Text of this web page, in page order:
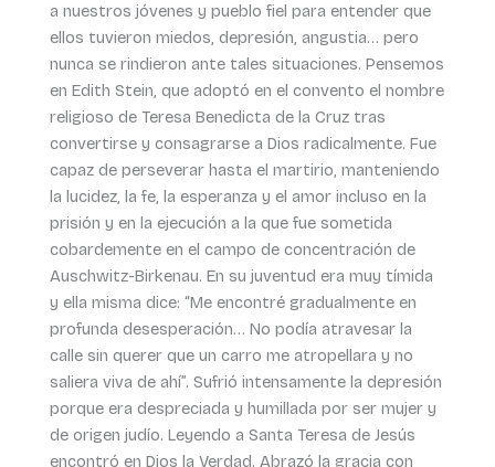
a nuestros jóvenes y pueblo fiel para entender que
ellos tuvieron miedos, depresión, angustia… pero
nunca se rindieron ante tales situaciones. Pensemos
en Edith Stein, que adoptó en el convento el nombre
religioso de Teresa Benedicta de la Cruz tras
convertirse y consagrarse a Dios radicalmente. Fue
capaz de perseverar hasta el martirio, manteniendo
la lucidez, la fe, la esperanza y el amor incluso en la
prisión y en la ejecución a la que fue sometida
cobardemente en el campo de concentración de
Auschwitz-Birkenau. En su juventud era muy tímida
y ella misma dice: “Me encontré gradualmente en
profunda desesperación… No podía atravesar la
calle sin querer que un carro me atropellara y no
saliera viva de ahí”. Sufrió intensamente la depresión
porque era despreciada y humillada por ser mujer y
de origen judío. Leyendo a Santa Teresa de Jesús
encontró en Dios la Verdad. Abrazó la gracia con